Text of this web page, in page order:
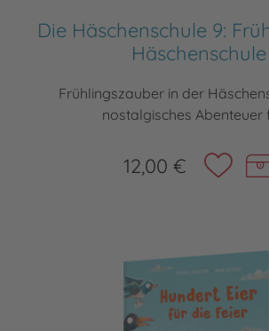
Die Häschenschule 9:
Häschenschule
Frühlingszauber in der
nostalgisches Abenteuer
12,00 €